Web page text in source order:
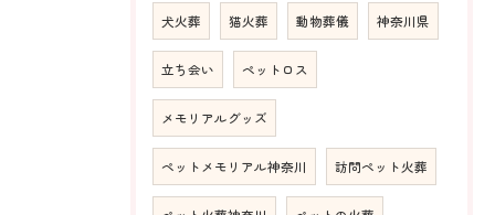
犬火葬 猫火葬 動物葬儀 神奈川県
立ち会い ペットロス
メモリアルグッズ
ペットメモリアル神奈川 訪問ペット火葬